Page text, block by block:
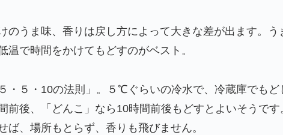
のうま味、香りは戻し方によって大きな差が出ます。う
温で時間をかけてもどすのがベスト。
・５・10の法則」。５℃ぐらいの冷水で、冷蔵庫でもど
前後、「どんこ」なら10時間前後もどすとよいそうです
ば、場所もとらず、香りも飛びません。